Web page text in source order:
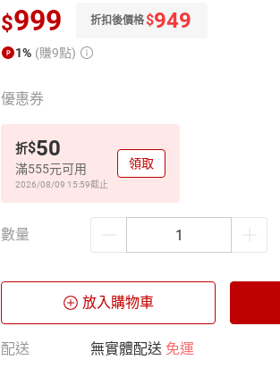
$999 折扣後價格$949
1% (賺9點)
優惠券
折$50
滿555元可用
2026/08/09 15:59截止
領取
數量
放入購物車
配送 無實體配送 免運